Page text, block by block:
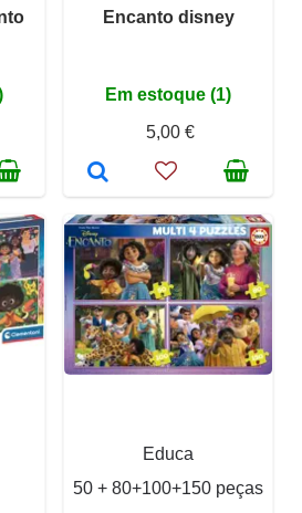
Encanto disney
Em estoque (1)
5,00 €
Educa
50 + 80+100+150 peças